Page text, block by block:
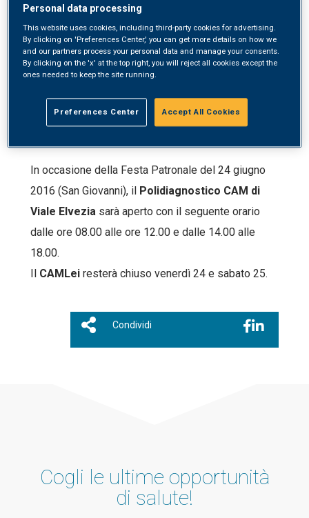
In occasione della Festa Patronale del 24 giugno
2016 (San Giovanni), il Polidiagnostico CAM di
Viale Elvezia sarà aperto con il seguente orario
dalle ore 08.00 alle ore 12.00 e dalle 14.00 alle
18.00.
Il CAMLei resterà chiuso venerdì 24 e sabato 25.
Condividi
Cogli le ultime opportunità
di salute!
Personal data processing
This website uses cookies, including third-party cookies for advertising.
By clicking on 'Preferences Center,' you can get more details on how we
and our partners process your personal data and manage your consents.
By clicking on the 'x' at the top right, you will reject all cookies except the
ones needed to keep the site running.
Preferences Center Accept All Cookies